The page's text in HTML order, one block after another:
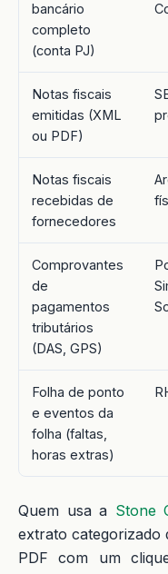
bancário
completo
(conta PJ)
Notas fiscais
emitidas (XML
ou PDF)
Notas fiscais
recebidas de
fornecedores
Comprovantes
de
pagamentos
tributários
(DAS, GPS)
Folha de ponto
e eventos da
folha (faltas,
horas extras)
Quem usa a Stone
extrato categorizado
PDF com um